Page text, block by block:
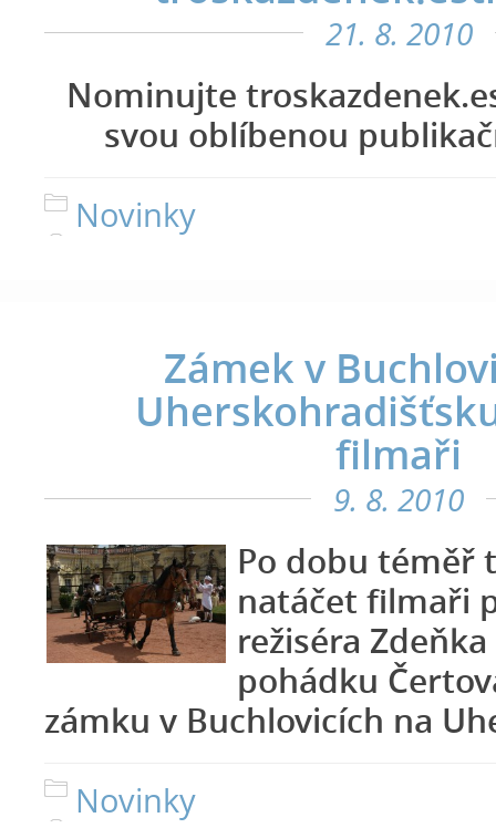
21. 8. 2010
Nominujte
svou oblíbenou
Novinky
Zámek v
filmaři
9. 8. 2010
Po dobu téměř
natáčet filmaři
režiséra
pohádku
zámku v Buchlovicích na
Novinky